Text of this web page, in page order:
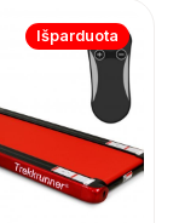
Išparduota